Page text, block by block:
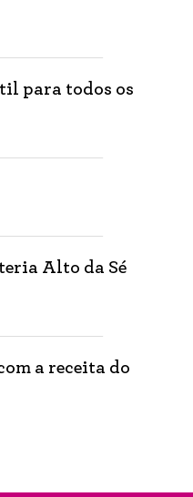
para todos os
Alto da Sé
a receita do